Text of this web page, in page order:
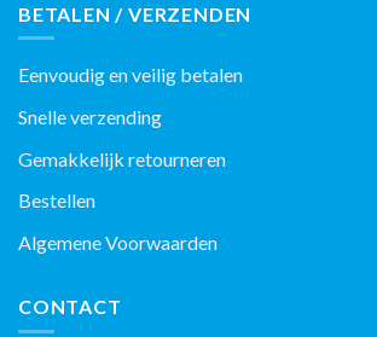
BETALEN / VERZENDEN
Eenvoudig en veilig betalen
Snelle verzending
Gemakkelijk retourneren
Bestellen
Algemene Voorwaarden
CONTACT